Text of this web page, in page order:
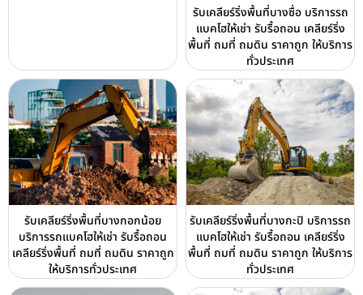
รับเคลียร์ริ่งพื้นที่บางซื่อ บริการรถ
แบคโฮให้เช่า รับรื้อถอน เคลียร์ริ่ง
พื้นที่ ถมที่ ถมดิน ราคาถูก ให้บริการ
ทั่วประเทศ
รับเคลียร์ริ่งพื้นที่บางกอกน้อย
บริการรถแบคโฮให้เช่า รับรื้อถอน
เคลียร์ริ่งพื้นที่ ถมที่ ถมดิน ราคาถูก
ให้บริการทั่วประเทศ
รับเคลียร์ริ่งพื้นที่บางกะปิ บริการรถ
แบคโฮให้เช่า รับรื้อถอน เคลียร์ริ่ง
พื้นที่ ถมที่ ถมดิน ราคาถูก ให้บริการ
ทั่วประเทศ